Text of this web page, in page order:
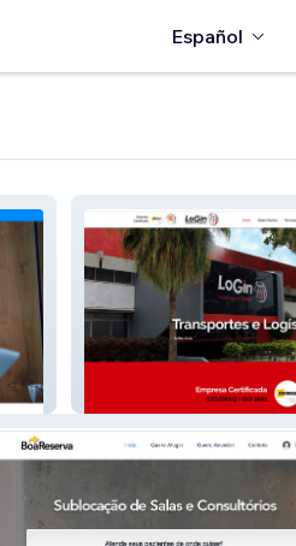
Español
Login Transportes